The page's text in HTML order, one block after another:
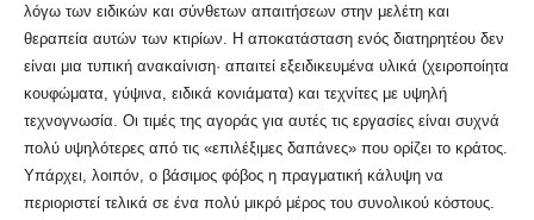
λόγω των ειδικών και σύνθετων απαιτήσεων στην μελέτη και
θεραπεία αυτών των κτιρίων. Η αποκατάσταση ενός διατηρητέου δεν
είναι μια τυπική ανακαίνιση· απαιτεί εξειδικευμένα υλικά (χειροποίητα
κουφώματα, γύψινα, ειδικά κονιάματα) και τεχνίτες με υψηλή
τεχνογνωσία. Οι τιμές της αγοράς για αυτές τις εργασίες είναι συχνά
πολύ υψηλότερες από τις «επιλέξιμες δαπάνες» που ορίζει το κράτος.
Υπάρχει, λοιπόν, ο βάσιμος φόβος η πραγματική κάλυψη να
περιοριστεί τελικά σε ένα πολύ μικρό μέρος του συνολικού κόστους.